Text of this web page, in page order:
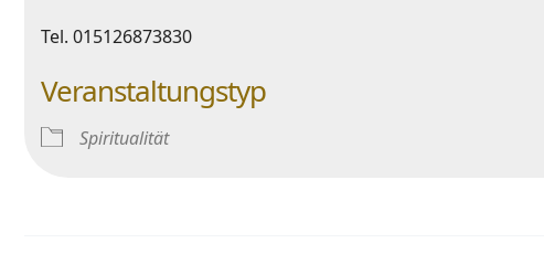
Tel. 015126873830
Veranstaltungstyp
Spiritualität